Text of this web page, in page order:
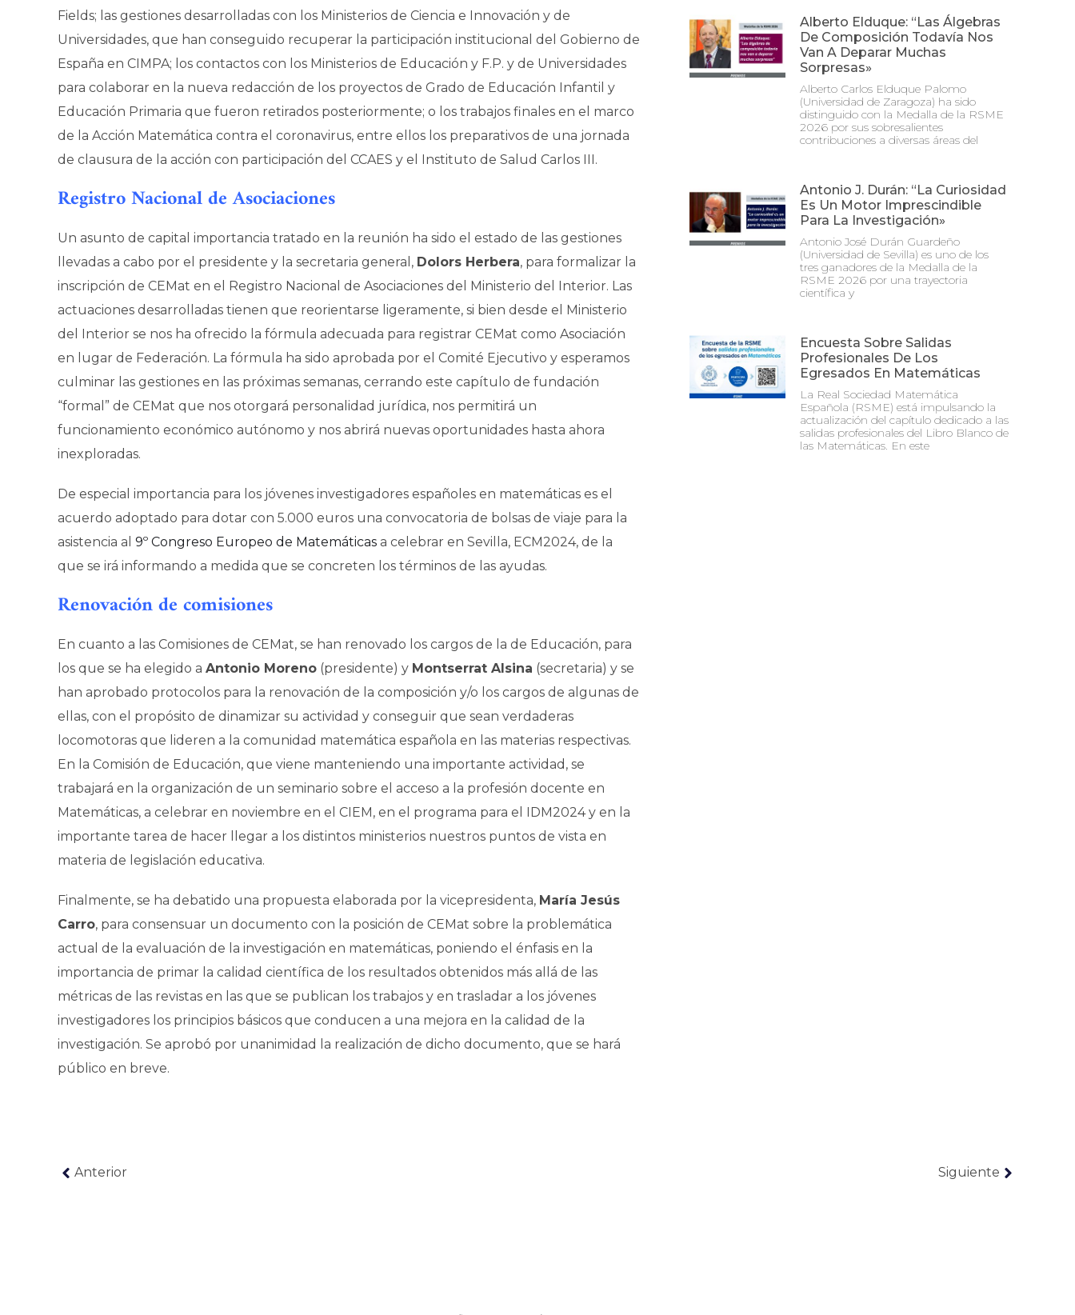
Fields; las gestiones desarrolladas con los Ministerios de Ciencia e Innovación y de
Universidades, que han conseguido recuperar la participación institucional del Gobierno de
España en CIMPA; los contactos con los Ministerios de Educación y F.P. y de Universidades
para colaborar en la nueva redacción de los proyectos de Grado de Educación Infantil y
Educación Primaria que fueron retirados posteriormente; o los trabajos finales en el marco
de la Acción Matemática contra el coronavirus, entre ellos los preparativos de una jornada
de clausura de la acción con participación del CCAES y el Instituto de Salud Carlos III.
Registro Nacional de Asociaciones
Un asunto de capital importancia tratado en la reunión ha sido el estado de las gestiones
llevadas a cabo por el presidente y la secretaria general, Dolors Herbera, para formalizar la
inscripción de CEMat en el Registro Nacional de Asociaciones del Ministerio del Interior. Las
actuaciones desarrolladas tienen que reorientarse ligeramente, si bien desde el Ministerio
del Interior se nos ha ofrecido la fórmula adecuada para registrar CEMat como Asociación
en lugar de Federación. La fórmula ha sido aprobada por el Comité Ejecutivo y esperamos
culminar las gestiones en las próximas semanas, cerrando este capítulo de fundación
“formal” de CEMat que nos otorgará personalidad jurídica, nos permitirá un
funcionamiento económico autónomo y nos abrirá nuevas oportunidades hasta ahora
inexploradas.
De especial importancia para los jóvenes investigadores españoles en matemáticas es el
acuerdo adoptado para dotar con 5.000 euros una convocatoria de bolsas de viaje para la
asistencia al 9º Congreso Europeo de Matemáticas a celebrar en Sevilla, ECM2024, de la
que se irá informando a medida que se concreten los términos de las ayudas.
Renovación de comisiones
En cuanto a las Comisiones de CEMat, se han renovado los cargos de la de Educación, para
los que se ha elegido a Antonio Moreno (presidente) y Montserrat Alsina (secretaria) y se
han aprobado protocolos para la renovación de la composición y/o los cargos de algunas de
ellas, con el propósito de dinamizar su actividad y conseguir que sean verdaderas
locomotoras que lideren a la comunidad matemática española en las materias respectivas.
En la Comisión de Educación, que viene manteniendo una importante actividad, se
trabajará en la organización de un seminario sobre el acceso a la profesión docente en
Matemáticas, a celebrar en noviembre en el CIEM, en el programa para el IDM2024 y en la
importante tarea de hacer llegar a los distintos ministerios nuestros puntos de vista en
materia de legislación educativa.
Finalmente, se ha debatido una propuesta elaborada por la vicepresidenta, María Jesús
Carro, para consensuar un documento con la posición de CEMat sobre la problemática
actual de la evaluación de la investigación en matemáticas, poniendo el énfasis en la
importancia de primar la calidad científica de los resultados obtenidos más allá de las
métricas de las revistas en las que se publican los trabajos y en trasladar a los jóvenes
investigadores los principios básicos que conducen a una mejora en la calidad de la
investigación. Se aprobó por unanimidad la realización de dicho documento, que se hará
público en breve.
Alberto Elduque: “Las Álgebras
De Composición Todavía Nos
Van A Deparar Muchas
Sorpresas»
Alberto Carlos Elduque Palomo
(Universidad de Zaragoza) ha sido
distinguido con la Medalla de la RSME
2026 por sus sobresalientes
contribuciones a diversas áreas del
Antonio J. Durán: “La Curiosidad
Es Un Motor Imprescindible
Para La Investigación»
Antonio José Durán Guardeño
(Universidad de Sevilla) es uno de los
tres ganadores de la Medalla de la
RSME 2026 por una trayectoria
científica y
Encuesta Sobre Salidas
Profesionales De Los
Egresados En Matemáticas
La Real Sociedad Matemática
Española (RSME) está impulsando la
actualización del capítulo dedicado a las
salidas profesionales del Libro Blanco de
las Matemáticas. En este
Anterior Siguiente